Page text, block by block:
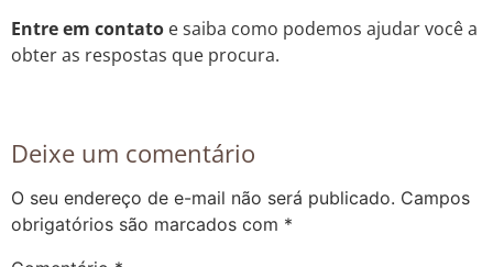
Entre em contato e saiba como podemos ajudar você a
obter as respostas que procura.
Deixe um comentário
O seu endereço de e-mail não será publicado. Campos
obrigatórios são marcados com *